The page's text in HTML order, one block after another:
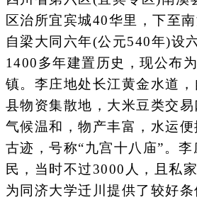
区治所宜宾城40华里，下至南
自梁大同六年(公元540年)设
1400多年建置历史，现公布
镇。李庄地处长江黄金水道
县物资集散地，大米豆类交易
气候温和，物产丰富，水运
古迹，号称“九宫十八庙”。
民，当时不过3000人，且私
为同济大学迁川提供了较好条